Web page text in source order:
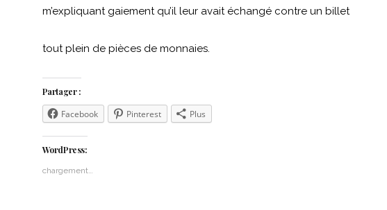
m’expliquant gaiement qu’il leur avait échangé contre un billet
tout plein de pièces de monnaies.
Partager :
Facebook Pinterest Plus
WordPress:
chargement…